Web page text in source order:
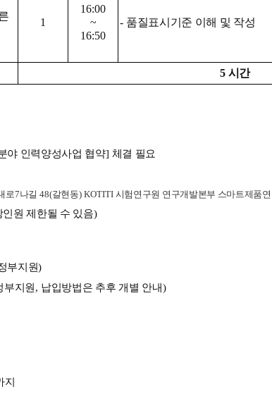
1
16:00
~
16:50
- 품질표시기준 이해 및 작성
5 시간
야 인력양성사업 협약] 체결 필요
로7나길 48(갈현동) KOTITI 시험연구원 연구개발본부 스마트제품
인원 제한될 수 있음)
부지원)
부지원, 납입방법은 추후 개별 안내)
지